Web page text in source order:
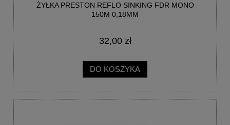
ŻYŁKA PRESTON REFLO SINKING FDR MONO
150M 0,18MM
32,00 zł
DO KOSZYKA